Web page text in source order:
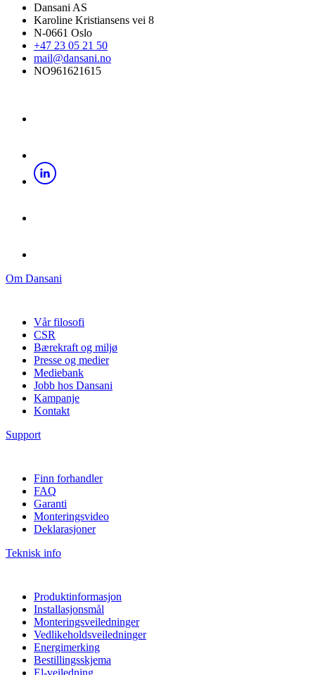
Dansani AS
Karoline Kristiansens vei 8
N-0661 Oslo
+47 23 05 21 50
mail@dansani.no
NO961621615
Om Dansani
Vår filosofi
CSR
Bærekraft og miljø
Presse og medier
Mediebank
Jobb hos Dansani
Kampanje
Kontakt
Support
Finn forhandler
FAQ
Garanti
Monteringsvideo
Deklarasjoner
Teknisk info
Produktinformasjon
Installasjonsmål
Monteringsveiledninger
Vedlikeholdsveiledninger
Energimerking
Bestillingsskjema
El-veiledning